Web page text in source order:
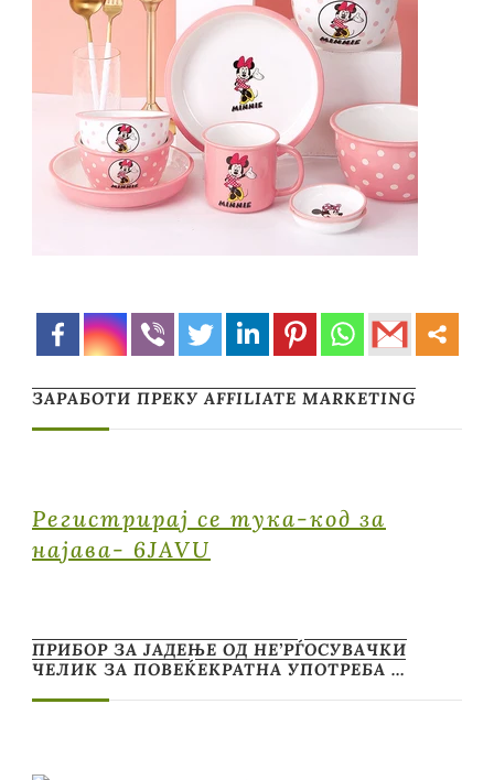
ЗАРАБОТИ ПРЕКУ AFFILIATE MARKETING
Регистрирај се тука-код за
најава- 6JAVU
ПРИБОР ЗА ЈАДЕЊЕ ОД НЕ’РЃОСУВАЧКИ
ЧЕЛИК ЗА ПОВЕЌЕКРАТНА УПОТРЕБА …